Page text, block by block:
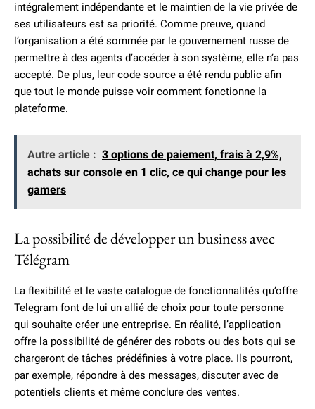
intégralement indépendante et le maintien de la vie privée de
ses utilisateurs est sa priorité. Comme preuve, quand
l’organisation a été sommée par le gouvernement russe de
permettre à des agents d’accéder à son système, elle n’a pas
accepté. De plus, leur code source a été rendu public afin
que tout le monde puisse voir comment fonctionne la
plateforme.
Autre article : 3 options de paiement, frais à 2,9%,
achats sur console en 1 clic, ce qui change pour les
gamers
La possibilité de développer un business avec
Télégram
La flexibilité et le vaste catalogue de fonctionnalités qu’offre
Telegram font de lui un allié de choix pour toute personne
qui souhaite créer une entreprise. En réalité, l’application
offre la possibilité de générer des robots ou des bots qui se
chargeront de tâches prédéfinies à votre place. Ils pourront,
par exemple, répondre à des messages, discuter avec de
potentiels clients et même conclure des ventes.